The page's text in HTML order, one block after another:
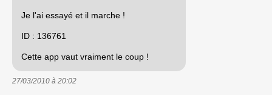
Je l'ai essayé et il marche !
ID : 136761
Cette app vaut vraiment le coup !
27/03/2010 à 20:02